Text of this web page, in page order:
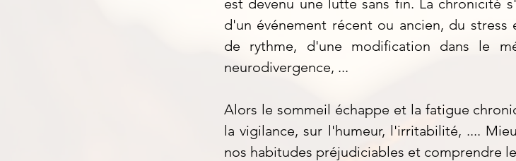
est devenu une lutte sans fin. La chronicité
d'un événement récent ou ancien, du
de rythme, d'une modification dans le
neurodivergence, ...
Alors le sommeil échappe et la fatigue
la vigilance, sur l'humeur, l'irritabilité, ....
nos habitudes préjudiciables et comprendre